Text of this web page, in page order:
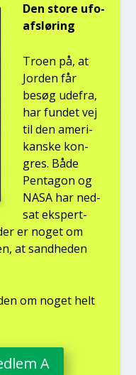
Den sto­re ufo-
afslø­ring
Tro­en på, at
Jor­den får
besøg ude­fra,
har fun­det vej
til den ame­ri­
kan­ske kon­
gres. Både
Pen­ta­gon og
NASA har ned­
sat eks­pert­
er noget om
at sand­he­den
om noget helt
A